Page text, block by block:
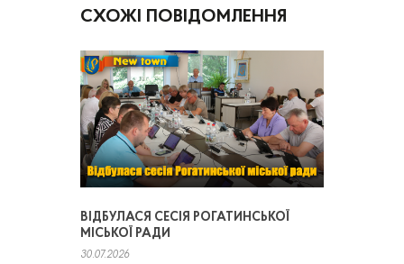
СХОЖІ ПОВІДОМЛЕННЯ
ВІДБУЛАСЯ СЕСІЯ РОГАТИНСЬКОЇ
МІСЬКОЇ РАДИ
30.07.2026